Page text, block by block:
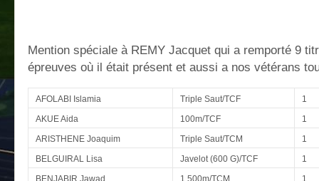
Mention spéciale à REMY Jacquet qui a remporté 9
épreuves où il était présent et aussi a nos vétérans
AFOLABI Islamia Triple Saut/TCF
1
AKUE Aida
100m/TCF
1
ARISTHENE Joaquim
Triple Saut/TCM
1
BELGUIRAL Lisa
Javelot (600 G)/TCF
1
BENJABIR Jawad
1 500m/TCM
1